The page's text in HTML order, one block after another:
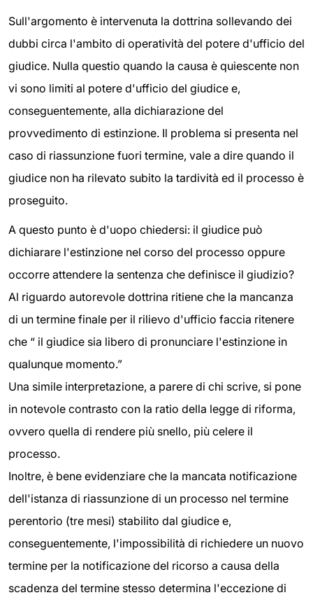
Sull'argomento è intervenuta la dottrina sollevando dei
dubbi circa l'ambito di operatività del potere d'ufficio del
giudice. Nulla questio quando la causa è quiescente non
vi sono limiti al potere d'ufficio del giudice e,
conseguentemente, alla dichiarazione del
provvedimento di estinzione. Il problema si presenta nel
caso di riassunzione fuori termine, vale a dire quando il
giudice non ha rilevato subito la tardività ed il processo è
proseguito.
A questo punto è d'uopo chiedersi: il giudice può
dichiarare l'estinzione nel corso del processo oppure
occorre attendere la sentenza che definisce il giudizio?
Al riguardo autorevole dottrina ritiene che la mancanza
di un termine finale per il rilievo d'ufficio faccia ritenere
che “ il giudice sia libero di pronunciare l'estinzione in
qualunque momento.”
Una simile interpretazione, a parere di chi scrive, si pone
in notevole contrasto con la ratio della legge di riforma,
ovvero quella di rendere più snello, più celere il
processo.
Inoltre, è bene evidenziare che la mancata notificazione
dell'istanza di riassunzione di un processo nel termine
perentorio (tre mesi) stabilito dal giudice e,
conseguentemente, l'impossibilità di richiedere un nuovo
termine per la notificazione del ricorso a causa della
scadenza del termine stesso determina l'eccezione di